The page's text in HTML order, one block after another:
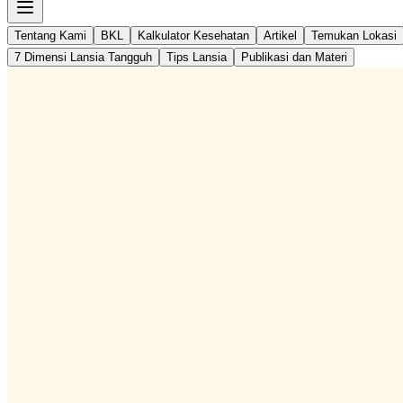
Tentang Kami BKL Kalkulator Kesehatan Artikel Temukan Lokasi
7 Dimensi Lansia Tangguh
Tips Lansia Publikasi dan Materi